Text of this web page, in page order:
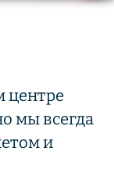
центре
мы всегда
и